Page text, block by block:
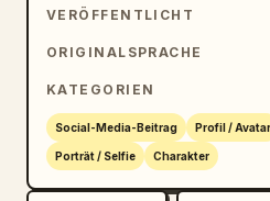
VERÖFFENTLICHT
ORIGINALSPRACHE
KATEGORIEN
Social-Media-Beitrag Profil / Avatar
Porträt / Selfie Charakter